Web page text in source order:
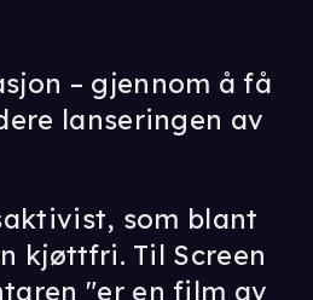
– gjennom å få
lanseringen av
som blant
kjøttfri. Til Screen
"er en film av